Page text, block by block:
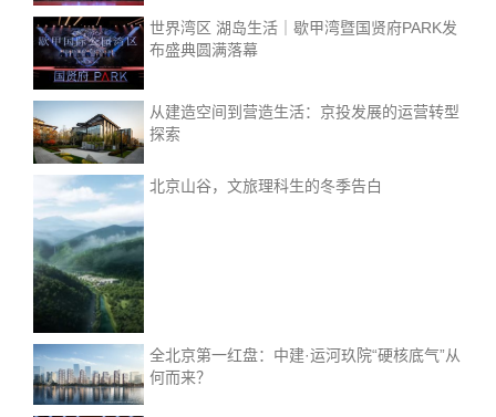
世界湾区 湖岛生活｜歇甲湾暨国贤府PARK发
布盛典圆满落幕
从建造空间到营造生活：京投发展的运营转型
探索
北京山谷，文旅理科生的冬季告白
全北京第一红盘：中建·运河玖院“硬核底气”从
何而来？